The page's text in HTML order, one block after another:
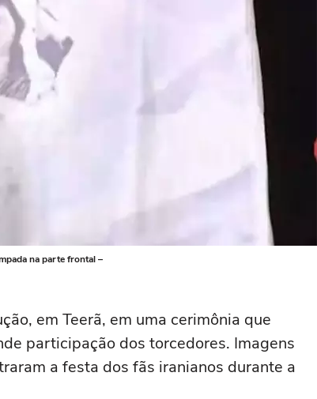
na parte frontal –
em Teerã, em uma cerimônia que
participação dos torcedores. Imagens
a festa dos fãs iranianos durante a